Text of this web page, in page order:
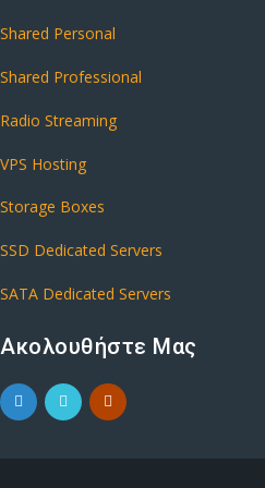
Shared Personal
Shared Professional
Radio Streaming
VPS Hosting
Storage Boxes
SSD Dedicated Servers
SATA Dedicated Servers
Ακολουθήστε Μας